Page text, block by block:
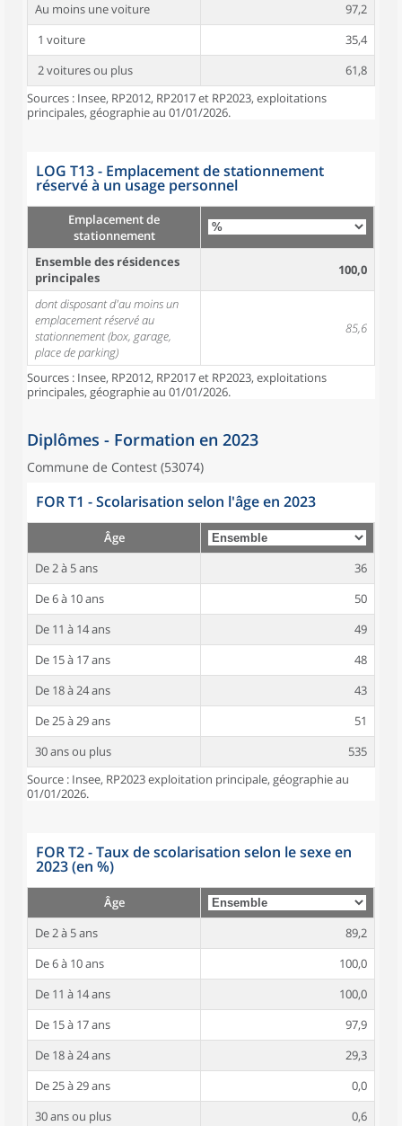
Au moins une voiture
97,2
1 voiture
35,4
2 voitures ou plus
61,8
Sources : Insee, RP2012, RP2017 et RP2023, exploitations
principales, géographie au 01/01/2026.
LOG T13 - Emplacement de stationnement
réservé à un usage personnel
Emplacement de
stationnement
Ensemble des résidences
principales
100,0
dont disposant d'au moins un
emplacement réservé au
stationnement (box, garage,
place de parking)
85,6
Sources : Insee, RP2012, RP2017 et RP2023, exploitations
principales, géographie au 01/01/2026.
Diplômes - Formation en 2023
Commune de Contest (53074)
FOR T1 - Scolarisation selon l'âge en 2023
Âge
De 2 à 5 ans
36
De 6 à 10 ans
50
De 11 à 14 ans
49
De 15 à 17 ans
48
De 18 à 24 ans
43
De 25 à 29 ans
51
30 ans ou plus
535
Source : Insee, RP2023 exploitation principale, géographie au
01/01/2026.
FOR T2 - Taux de scolarisation selon le sexe en
2023 (en %)
Âge
De 2 à 5 ans
89,2
De 6 à 10 ans
100,0
De 11 à 14 ans
100,0
De 15 à 17 ans
97,9
De 18 à 24 ans
29,3
De 25 à 29 ans
0,0
30 ans ou plus
0,6